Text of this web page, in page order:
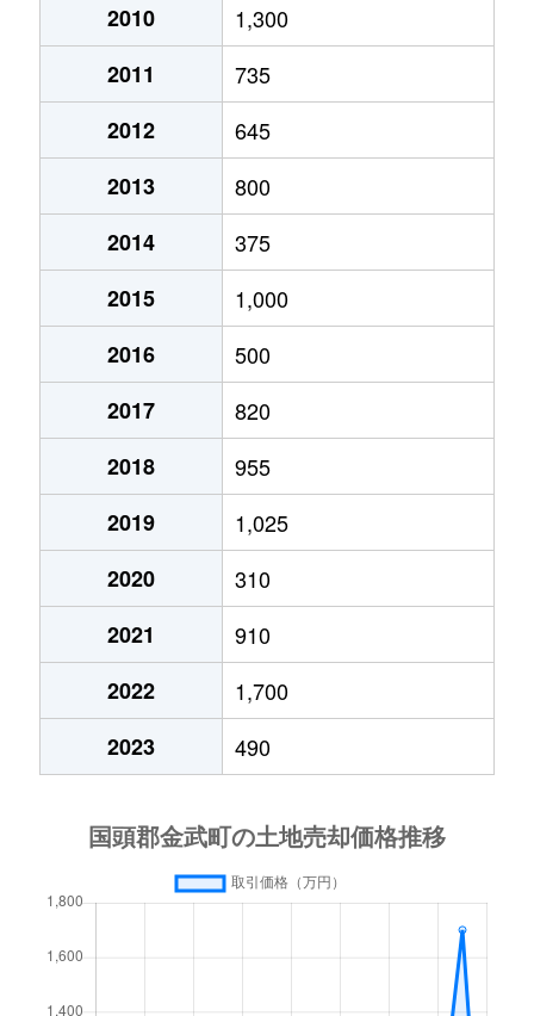
2010
1,300
2011
735
2012
645
2013
800
2014
375
2015
1,000
2016
500
2017
820
2018
955
2019
1,025
2020
310
2021
910
2022
1,700
2023
490